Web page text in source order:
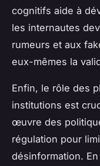
cognitifs aide à
les internautes
rumeurs et aux
eux-mêmes la
Enfin, le rôle des
institutions est
œuvre des
régulation pour
désinformation.